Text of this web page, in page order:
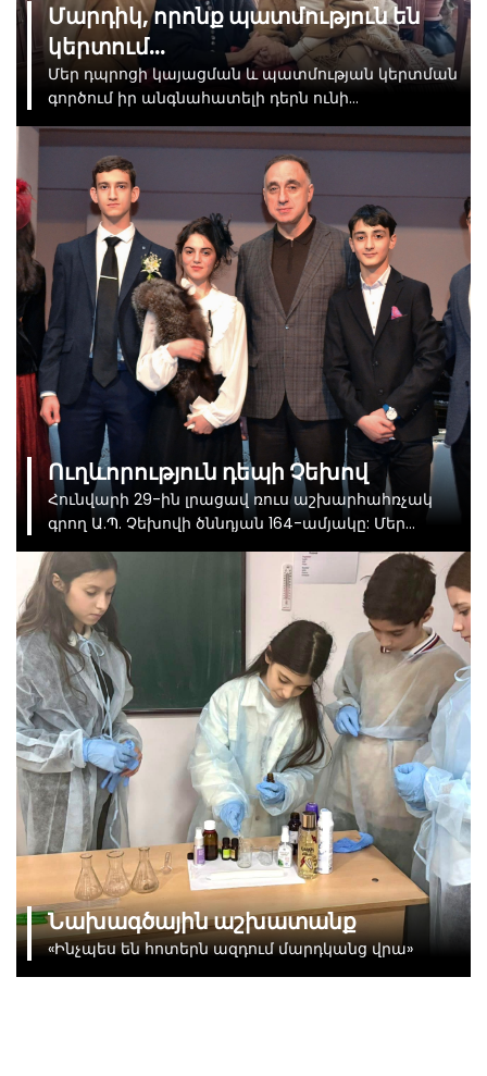
Մարդիկ, որոնք պատմություն են
կերտում…
Մեր դպրոցի կայացման և պատմության կերտման
գործում իր անգնահատելի դերն ունի
վաստակաշատ մանկավարժ, դպրոցի նախկին
տնօրեն Մերի Ալեքսանդրյանը։ Հանդիպումը ջերմ
էր և անմոռանալի։
Ուղևորություն դեպի Չեխով
Հունվարի 29-ին լրացավ ռուս աշխարհահռչակ
գրող Ա.Պ. Չեխովի ծննդյան 164-ամյակը: Մեր
դպրոցում տեղի ունեցան հանդիսավոր
միջոցառումներ՝ նվիրված մեծ արձակագրի, բժշկի
և հումանիստի կյանքին և գործունեությանը:
Նախագծային աշխատանք
«Ինչպես են հոտերն ազդում մարդկանց վրա»